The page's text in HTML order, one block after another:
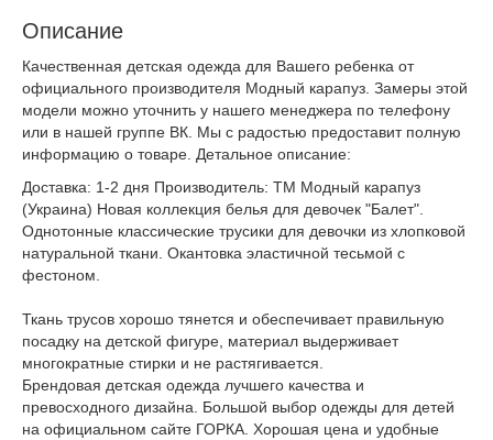
Описание
Качественная детская одежда для Вашего ребенка от
официального производителя Модный карапуз. Замеры этой
модели можно уточнить у нашего менеджера по телефону
или в нашей группе ВК. Мы с радостью предоставит полную
информацию о товаре. Детальное описание:
Доставка: 1-2 дня Производитель: ТМ Модный карапуз
(Украина) Новая коллекция белья для девочек "Балет".
Однотонные классические трусики для девочки из хлопковой
натуральной ткани. Окантовка эластичной тесьмой с
фестоном.
Ткань трусов хорошо тянется и обеспечивает правильную
посадку на детской фигуре, материал выдерживает
многократные стирки и не растягивается.
Брендовая детская одежда лучшего качества и
превосходного дизайна. Большой выбор одежды для детей
на официальном сайте ГОРКА. Хорошая цена и удобные